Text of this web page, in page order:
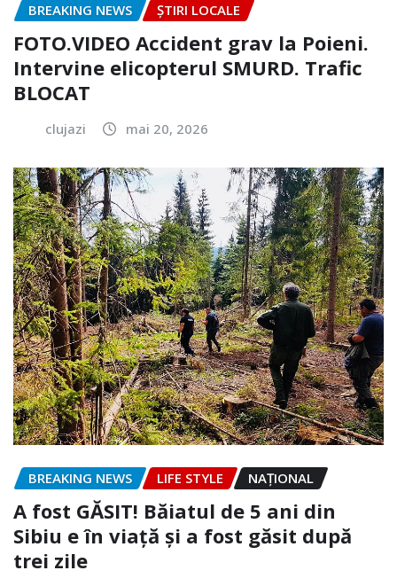
BREAKING NEWS ȘTIRI LOCALE
FOTO.VIDEO Accident grav la Poieni.
Intervine elicopterul SMURD. Trafic
BLOCAT
clujazi mai 20, 2026
BREAKING NEWS LIFE STYLE NAŢIONAL
A fost GĂSIT! Băiatul de 5 ani din
Sibiu e în viață și a fost găsit după
trei zile